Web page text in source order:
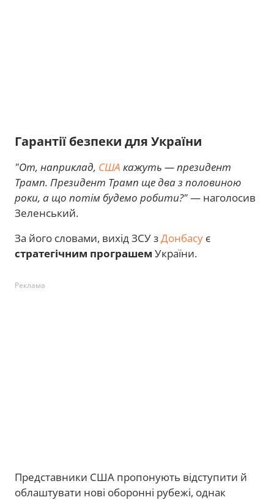
Гарантії безпеки для України
"От, наприклад, США кажуть — президент
Трамп. Президент Трамп ще два з половиною
роки, а що потім будемо робити?"— наголосив
Зеленський.
За його словами, вихід ЗСУ зДонбасу є
стратегічним програшем України.
Реклама
Представники США пропонують відступити й
облаштувати нові оборонні рубежі, однак